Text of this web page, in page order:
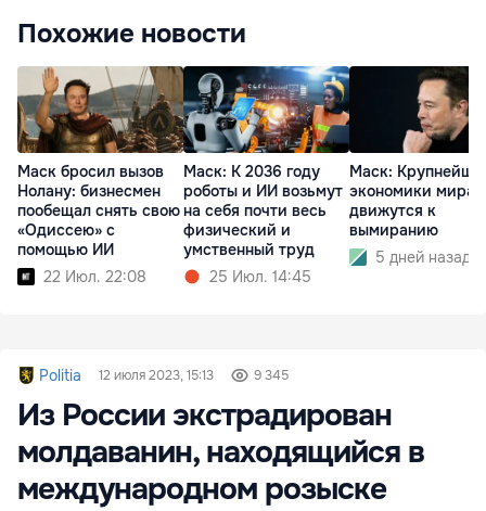
Похожие новости
Маск бросил вызов
Нолану: бизнесмен
пообещал снять свою
«Одиссею» с
помощью ИИ
22 Июл. 22:08
Маск: К 2036 году
роботы и ИИ возьмут
на себя почти весь
физический и
умственный труд
25 Июл. 14:45
Маск:
экономики мира
движутся к
вымиранию
5 дней назад
Politia 12 июля 2023, 15:13 9 345
Из России экстрадирован
молдаванин, находящийся в
международном розыске